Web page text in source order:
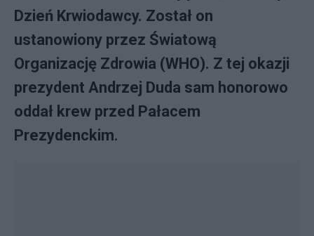
Dzień Krwiodawcy. Został on
ustanowiony przez Światową
Organizację Zdrowia (WHO). Z tej okazji
prezydent Andrzej Duda sam honorowo
oddał krew przed Pałacem
Prezydenckim.